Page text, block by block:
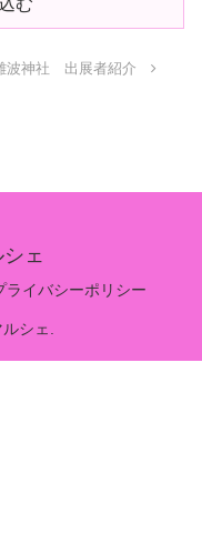
む
波神社 出展者紹介
ェ
ライバシーポリシー
シェ.